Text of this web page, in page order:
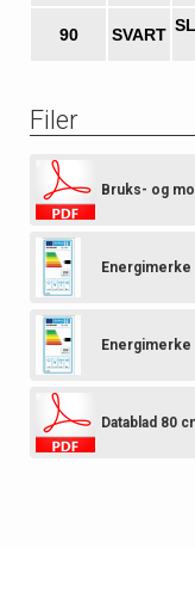
90 SVART
Filer
Bruks- og
Energimerke
Energimerke
Datablad 80